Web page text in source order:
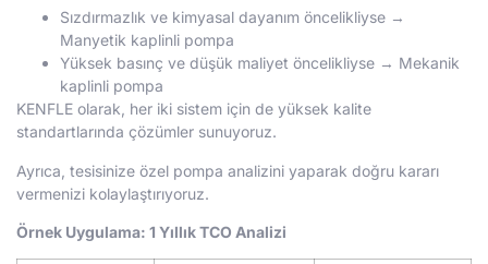
Sızdırmazlık ve kimyasal dayanım öncelikliyse →
Manyetik kaplinli pompa
Yüksek basınç ve düşük maliyet öncelikliyse → Mekanik
kaplinli pompa
KENFLE olarak, her iki sistem için de yüksek kalite
standartlarında çözümler sunuyoruz.
Ayrıca, tesisinize özel pompa analizini yaparak doğru kararı
vermenizi kolaylaştırıyoruz.
Örnek Uygulama: 1 Yıllık TCO Analizi